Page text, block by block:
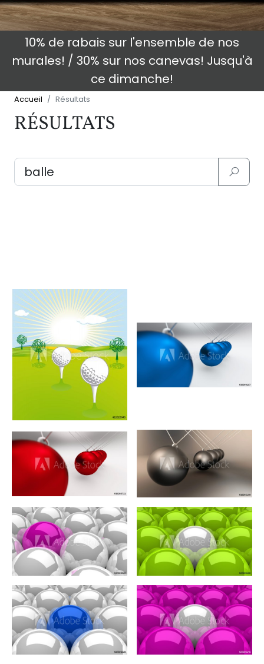
10% de rabais sur l'ensemble de nos
murales! / 30% sur nos canevas! Jusqu'à
ce dimanche!
Accueil Résultats
RÉSULTATS